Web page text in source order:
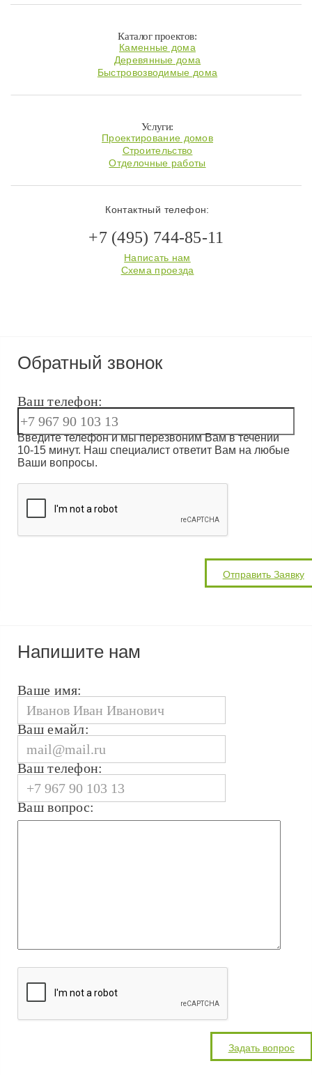
Каталог проектов:
Каменные дома
Деревянные дома
Быстровозводимые дома
Услуги:
Проектирование домов
Строительство
Отделочные работы
Контактный телефон:
+7 (495) 744-85-11
Написать нам
Схема проезда
Обратный звонок
Ваш телефон:
Введите телефон и мы перезвоним Вам в течении
10-15 минут. Наш специалист ответит Вам на любые
Ваши вопросы.
Напишите нам
Ваше имя:
Ваш емайл:
Ваш телефон:
Ваш вопрос: